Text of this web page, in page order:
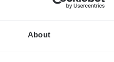
About